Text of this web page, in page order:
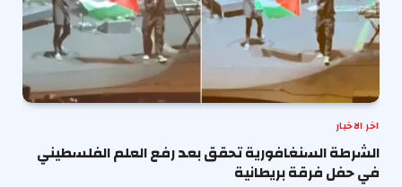
اخر الاخبار
الشرطة السنغافورية تحقق بعد رفع العلم الفلسطيني
في حفل فرقة بريطانية